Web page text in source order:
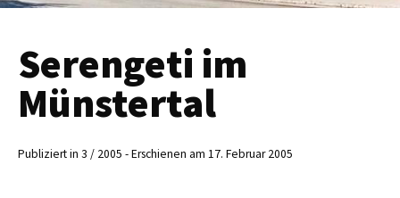
Serengeti im
Münstertal
Publiziert in 3 / 2005 - Erschienen am 17. Februar 2005